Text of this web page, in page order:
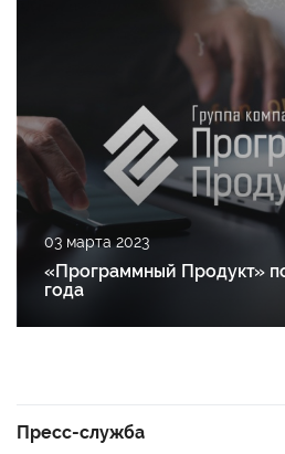
03 марта 2023
«Программный Продукт»
года
Пресс-служба